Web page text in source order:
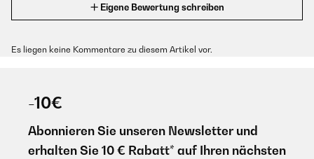
Eigene Bewertung schreiben
Es liegen keine Kommentare zu diesem Artikel vor.
-10€
Abonnieren Sie unseren Newsletter und
erhalten Sie 10 € Rabatt* auf Ihren nächsten